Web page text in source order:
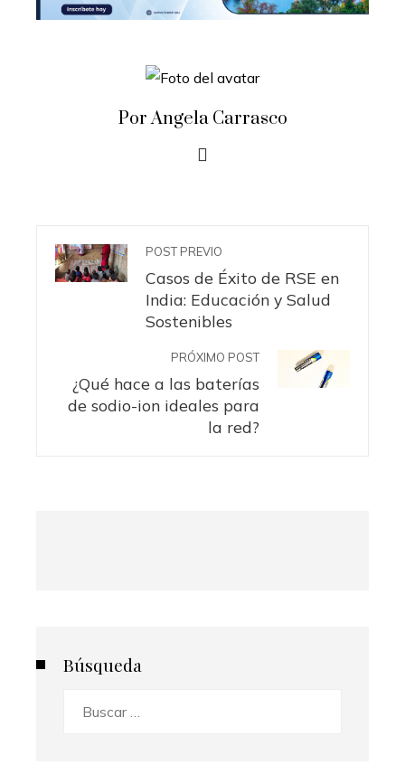
Por Angela Carrasco
POST PREVIO
Casos de Éxito de RSE en
India: Educación y Salud
Sostenibles
PRÓXIMO POST
¿Qué hace a las baterías
de sodio-ion ideales para
la red?
Búsqueda